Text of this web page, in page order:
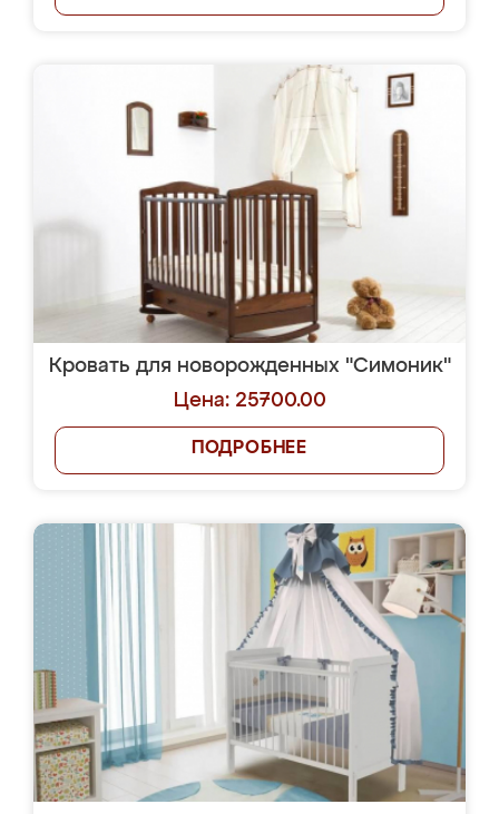
Кровать для новорожденных "Симоник"
Цена: 25700.00
ПОДРОБНЕЕ